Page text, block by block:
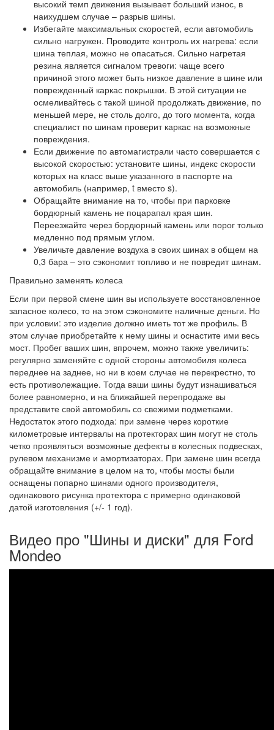
высокий темп движения вызывает больший износ, в
наихудшем случае – разрыв шины.
Избегайте максимальных скоростей, если автомобиль
сильно нагружен. Проводите контроль их нагрева: если
шина теплая, можно не опасаться. Сильно нагретая
резина является сигналом тревоги: чаще всего
причиной этого может быть низкое давление в шине или
поврежденный каркас покрышки. В этой ситуации не
осмеливайтесь с такой шиной продолжать движение, по
меньшей мере, не столь долго, до того момента, когда
специалист по шинам проверит каркас на возможные
повреждения.
Если движение по автомагистрали часто совершается с
высокой скоростью: установите шины, индекс скорости
которых на класс выше указанного в паспорте на
автомобиль (например, t вместо s).
Обращайте внимание на то, чтобы при парковке
бордюрный камень не поцарапал края шин.
Переезжайте через бордюрный камень или порог только
медленно под прямым углом.
Увеличьте давление воздуха в своих шинах в общем на
0,3 бара – это сэкономит топливо и не повредит шинам.
Правильно заменять колеса
Если при первой смене шин вы используете восстановленное
запасное колесо, то на этом сэкономите наличные деньги. Но
при условии: это изделие должно иметь тот же профиль. В
этом случае приобретайте к нему шины и оснастите ими весь
мост. Пробег ваших шин, впрочем, можно также увеличить:
регулярно заменяйте с одной стороны автомобиля колеса
переднее на заднее, но ни в коем случае не перекрестно, то
есть противолежащие. Тогда ваши шины будут изнашиваться
более равномерно, и на ближайшей перепродаже вы
представите свой автомобиль со свежими подметками.
Недостаток этого подхода: при замене через короткие
километровые интервалы на протекторах шин могут не столь
четко проявляться возможные дефекты в колесных подвесках,
рулевом механизме и амортизаторах. При замене шин всегда
обращайте внимание в целом на то, чтобы мосты были
оснащены попарно шинами одного производителя,
одинакового рисунка протектора с примерно одинаковой
датой изготовления (+/- 1 год).
Видео про "Шины и диски" для Ford
Mondeo